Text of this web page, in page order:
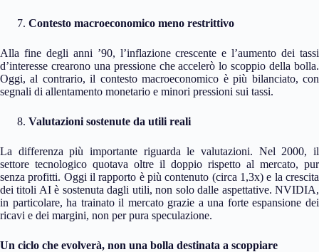
Contesto macroeconomico meno restrittivo
Alla fine degli anni ’90, l’inflazione crescente e l’aumento dei tassi
d’interesse crearono una pressione che accelerò lo scoppio della bolla.
Oggi, al contrario, il contesto macroeconomico è più bilanciato, con
segnali di allentamento monetario e minori pressioni sui tassi.
Valutazioni sostenute da utili reali
La differenza più importante riguarda le valutazioni. Nel 2000, il
settore tecnologico quotava oltre il doppio rispetto al mercato, pur
senza profitti. Oggi il rapporto è più contenuto (circa 1,3x) e la crescita
dei titoli AI è sostenuta dagli utili, non solo dalle aspettative. NVIDIA,
in particolare, ha trainato il mercato grazie a una forte espansione dei
ricavi e dei margini, non per pura speculazione.
Un ciclo che evolverà, non una bolla destinata a scoppiare